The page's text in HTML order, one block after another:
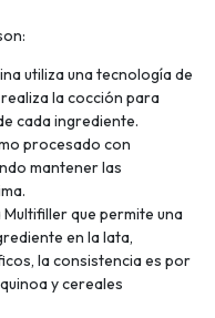
utiliza una tecnología de
la cocción para
cada ingrediente.
procesado con
mantener las
que permite una
en la lata,
la consistencia es por
y cereales